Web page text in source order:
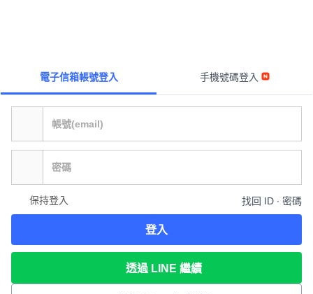
電子信箱帳號登入 手機號碼登入
保持登入 找回 ID ∙ 密碼
登入
透過 LINE 繼續